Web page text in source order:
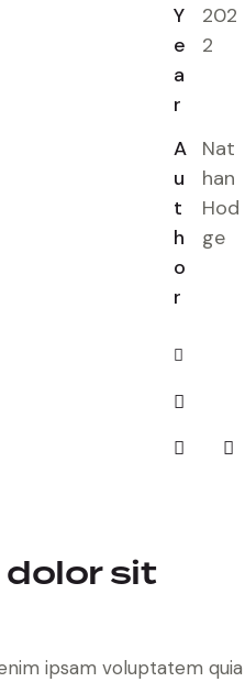
Y
e
a
r
202
2
A
u
t
h
o
r
Nat
han
Hod
ge
sit
ipsam voluptatem quia